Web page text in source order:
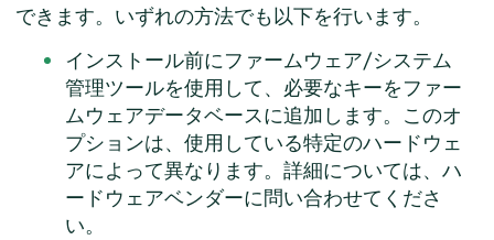
できます。いずれの方法でも以下を行います。
インストール前にファームウェア/システム
管理ツールを使用して、必要なキーをファー
ムウェアデータベースに追加します。このオ
プションは、使用している特定のハードウェ
アによって異なります。詳細については、ハ
ードウェアベンダーに問い合わせてくださ
い。